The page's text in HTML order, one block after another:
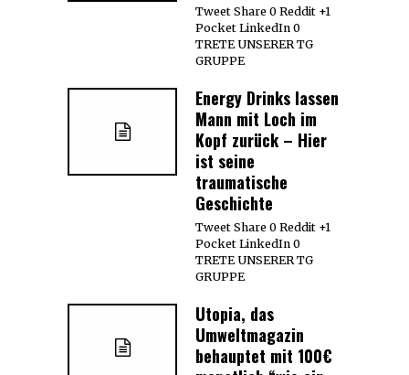
Tweet Share 0 Reddit +1
Pocket LinkedIn 0
TRETE UNSERER TG
GRUPPE
Energy Drinks lassen
Mann mit Loch im
Kopf zurück – Hier
ist seine
traumatische
Geschichte
Tweet Share 0 Reddit +1
Pocket LinkedIn 0
TRETE UNSERER TG
GRUPPE
Utopia, das
Umweltmagazin
behauptet mit 100€